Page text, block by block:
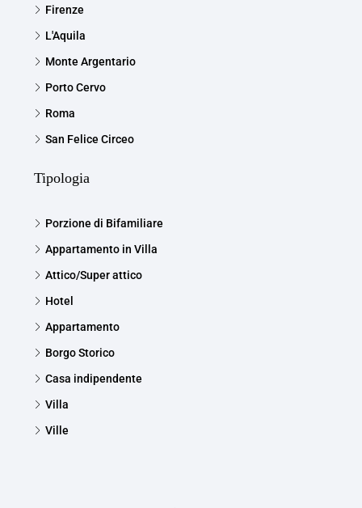
Firenze
L'Aquila
Monte Argentario
Porto Cervo
Roma
San Felice Circeo
Tipologia
Porzione di Bifamiliare
Appartamento in Villa
Attico/Super attico
Hotel
Appartamento
Borgo Storico
Casa indipendente
Villa
Ville